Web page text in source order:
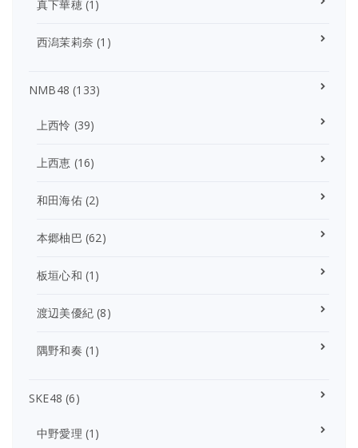
真下華穂(1)
西潟茉莉奈 (1)
NMB48 (133)
上西怜 (39)
上西恵 (16)
和田海佑(2)
本郷柚巴 (62)
板垣心和 (1)
渡辺美優紀 (8)
隅野和奏 (1)
SKE48 (6)
中野愛理 (1)